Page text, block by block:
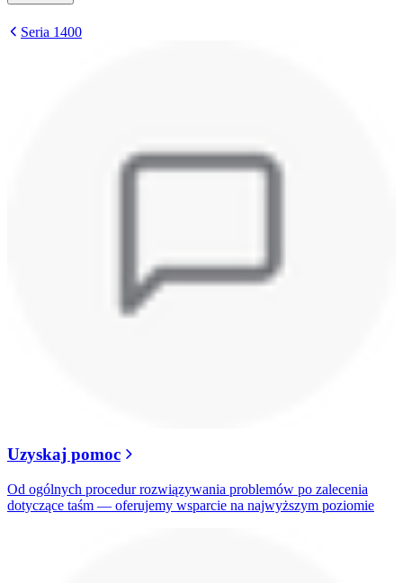
Seria 1400
Uzyskaj pomoc
Od ogólnych procedur rozwiązywania problemów po zalecenia
dotyczące taśm — oferujemy wsparcie na najwyższym poziomie